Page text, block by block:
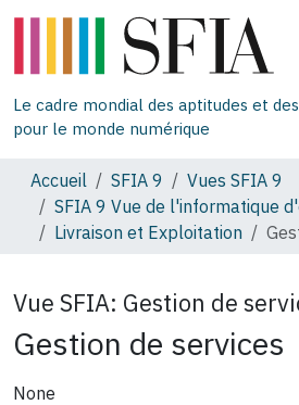
Le cadre mondial des aptitudes et
pour le monde numérique
Accueil SFIA 9
Vues SFIA 9
SFIA 9 Vue de l'informatique
Livraison et Exploitation
Vue SFIA: Gestion de
Gestion de services
None